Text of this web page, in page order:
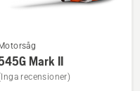
Mark II
recensioner)